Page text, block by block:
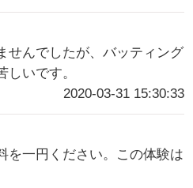
せんでしたが、バッティング
いです。
2020-03-31 15:30:33
を一円ください。この体験は